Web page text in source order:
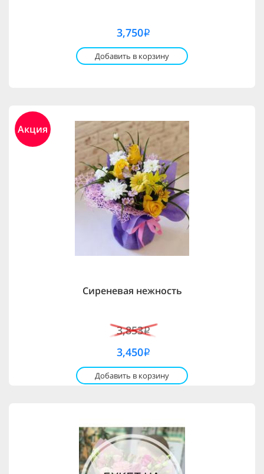
3,750i
Добавить в корзину
Акция
Сиреневая нежность
3,853i
3,450i
Добавить в корзину